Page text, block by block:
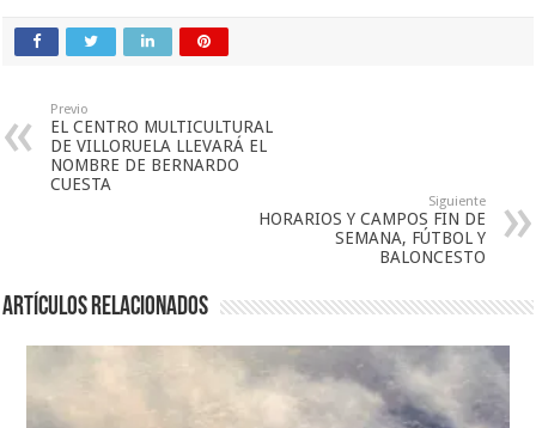
Previo
EL CENTRO MULTICULTURAL
DE VILLORUELA LLEVARÁ EL
NOMBRE DE BERNARDO
CUESTA
Siguiente
HORARIOS Y CAMPOS FIN DE
SEMANA, FÚTBOL Y
BALONCESTO
Artículos relacionados